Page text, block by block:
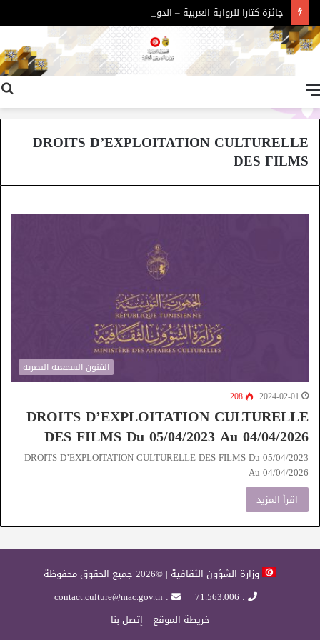
جائزة كتارا للرواية العربية – الدورة 11
DROITS D’EXPLOITATION CULTURELLE
DES FILMS
الفنون السمعية البصرية
2024-02-01
208
DROITS D’EXPLOITATION CULTURELLE
DES FILMS Du 05/04/2023 Au 04/04/2026
DROITS D’EXPLOITATION CULTURELLE DES FILMS Du 05/04/2023
Au 04/04/2026
اقرأ المزيد
وزارة الشؤون الثقافية | ©2026 جميع الحقوق محفوظة
: 71.563.006
: contact.culture@mac.gov.tn
خريطة الموقع
إتصل بنا